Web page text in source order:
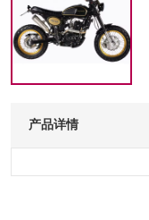
产品详情